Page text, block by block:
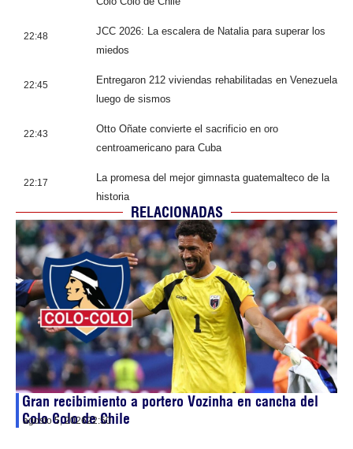
22:48
JCC 2026: La escalera de Natalia para superar los
miedos
22:45
Entregaron 212 viviendas rehabilitadas en Venezuela
luego de sismos
22:43
Otto Oñate convierte el sacrificio en oro
centroamericano para Cuba
22:17
La promesa del mejor gimnasta guatemalteco de la
historia
RELACIONADAS
Gran recibimiento a portero Vozinha en cancha del
Colo Colo de Chile
agosto 5, 202622:50